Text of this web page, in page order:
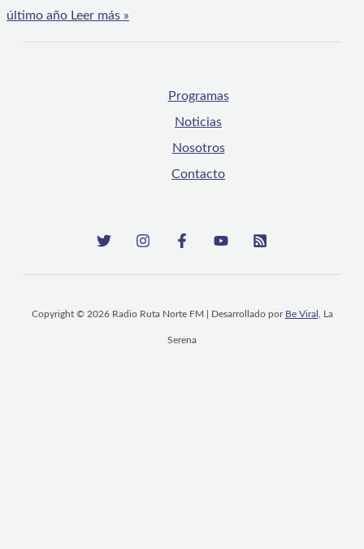
último año Leer más »
Programas
Noticias
Nosotros
Contacto
Copyright © 2026 Radio Ruta Norte FM | Desarrollado por Be Viral , La
Serena